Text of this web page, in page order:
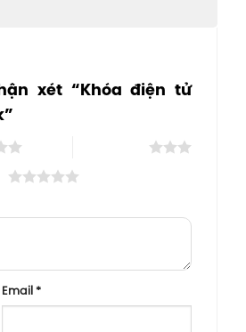
xét “Khóa điện tử
Email*